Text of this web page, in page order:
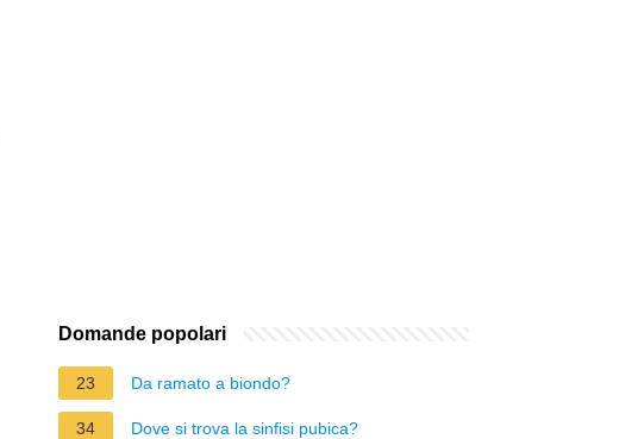
Domande popolari
23 Da ramato a biondo?
34 Dove si trova la sinfisi pubica?